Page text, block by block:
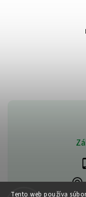
Tento web používa